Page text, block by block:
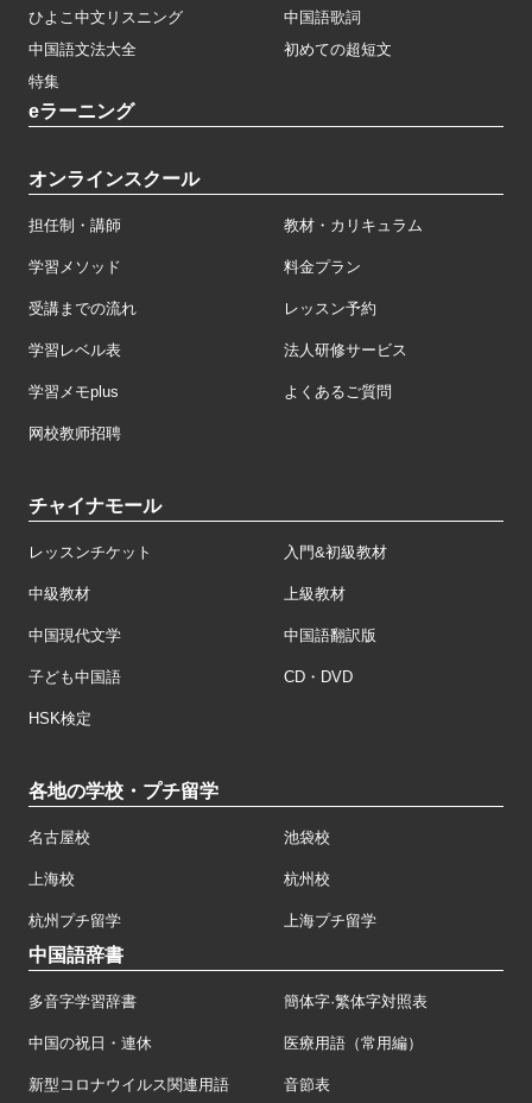
ひよこ中文リスニング
中国語歌詞
中国語文法大全
初めての超短文
特集
eラーニング
オンラインスクール
担任制・講師 教材・カリキュラム
学習メソッド 料金プラン
受講までの流れ レッスン予約
学習レベル表 法人研修サービス
学習メモplus よくあるご質問
网校教师招聘
チャイナモール
レッスンチケット 入門&初級教材
中級教材 上級教材
中国現代文学 中国語翻訳版
子ども中国語 CD・DVD
HSK検定
各地の学校・プチ留学
名古屋校 池袋校
上海校 杭州校
杭州プチ留学 上海プチ留学
中国語辞書
多音字学習辞書 簡体字·繁体字対照表
中国の祝日・連休 医療用語（常用編）
新型コロナウイルス関連用語 音節表